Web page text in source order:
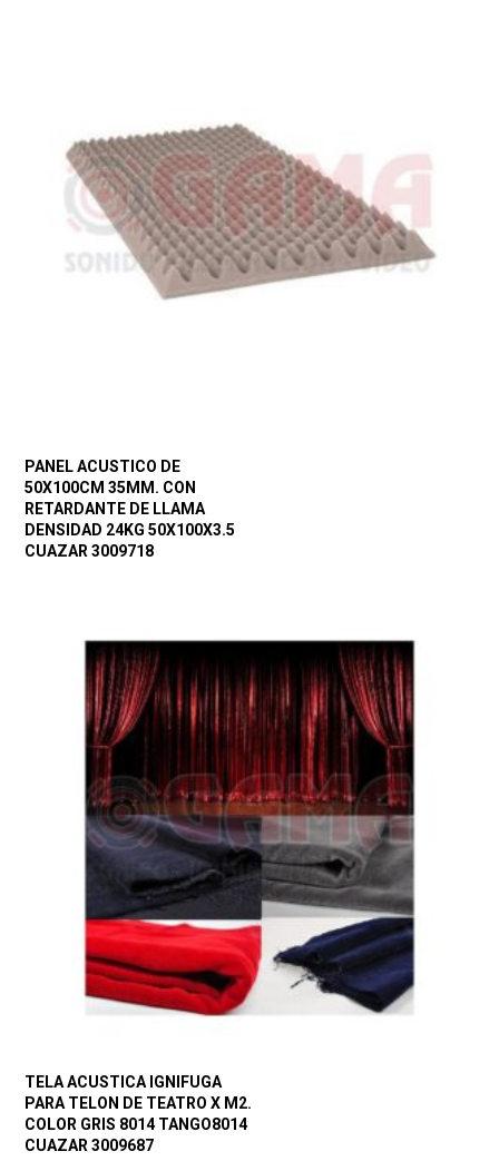
PANEL ACUSTICO DE
50X100CM 35MM. CON
RETARDANTE DE LLAMA
DENSIDAD 24KG 50X100X3.5
CUAZAR 3009718
TELA ACUSTICA IGNIFUGA
PARA TELON DE TEATRO X M2.
COLOR GRIS 8014 TANGO8014
CUAZAR 3009687